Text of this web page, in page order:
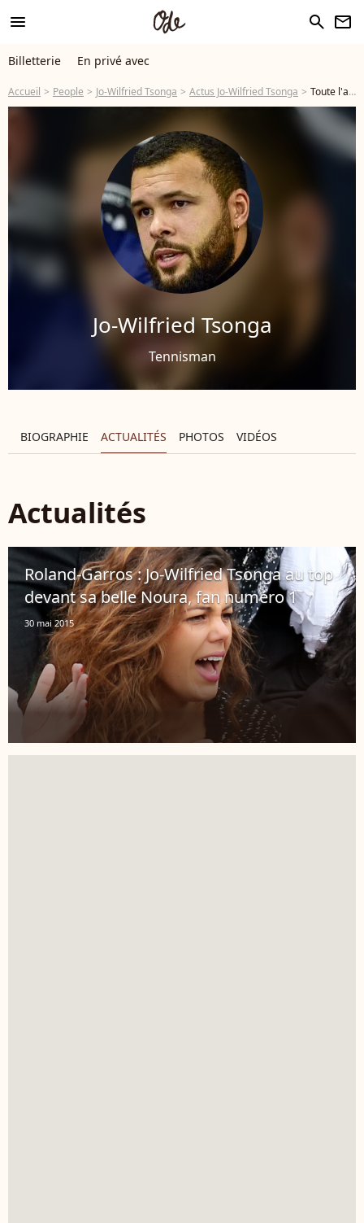
menu search newsletter
Billetterie En privé avec
Accueil People Jo-Wilfried Tsonga Actus Jo-Wilfried Tsonga Toute l'actu de Jo-Wilfried Tsonga - Page 3
Jo-Wilfried Tsonga
Tennisman
BIOGRAPHIE ACTUALITÉS PHOTOS VIDÉOS
Actualités
Roland-Garros : Jo-Wilfried Tsonga au top
devant sa belle Noura, fan numéro 1
30 mai 2015